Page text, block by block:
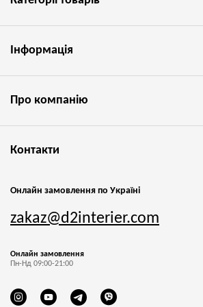
Інформація
Про компанію
Контакти
Онлайн замовлення по Україні
zakaz@d2interier.com
Онлайн замовлення
Пн-Нд 09:00-21:00